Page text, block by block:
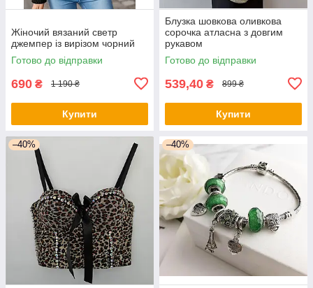
Жіночий вязаний светр
джемпер із вирізом чорний
Готово до відправки
690 ₴ 1 190 ₴
Купити
Блузка шовкова оливкова
сорочка атласна з довгим
рукавом
Готово до відправки
539,40 ₴ 899 ₴
Купити
–40% –40%